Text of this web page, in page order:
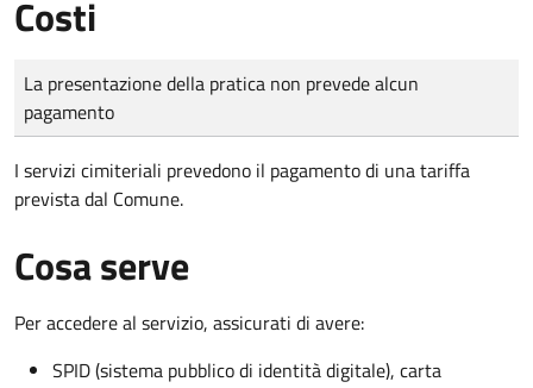
Costi
Tipo di pagamento
Importo
La presentazione della pratica non prevede alcun
pagamento
I servizi cimiteriali prevedono il pagamento di una tariffa
prevista dal Comune.
Cosa serve
Per accedere al servizio, assicurati di avere:
SPID (sistema pubblico di identità digitale), carta